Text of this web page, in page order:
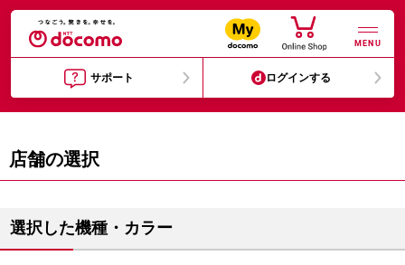
MENU
サポート ログインする
店舗の選択
選択した機種・カラー